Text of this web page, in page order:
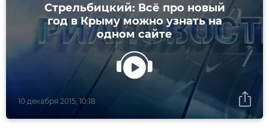
Стрельбицкий: Всё про новый
год в Крыму можно узнать на
одном сайте
10 декабря 2015, 10:18